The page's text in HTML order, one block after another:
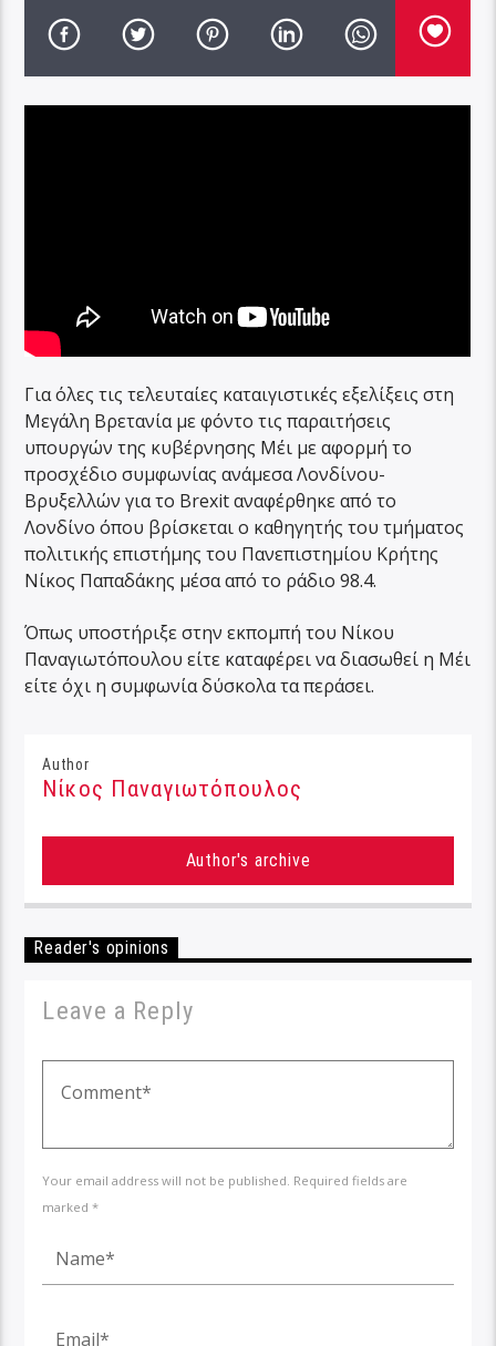
Για όλες τις τελευταίες καταιγιστικές εξελίξεις στη
Μεγάλη Βρετανία με φόντο τις παραιτήσεις
υπουργών της κυβέρνησης Μέι με αφορμή το
προσχέδιο συμφωνίας ανάμεσα Λονδίνου-
Βρυξελλών για το Brexit αναφέρθηκε από το
Λονδίνο όπου βρίσκεται ο καθηγητής του τμήματος
πολιτικής επιστήμης του Πανεπιστημίου Κρήτης
Νίκος Παπαδάκης μέσα από το ράδιο 98.4.
Όπως υποστήριξε στην εκπομπή του Νίκου
Παναγιωτόπουλου είτε καταφέρει να διασωθεί η Μέι
είτε όχι η συμφωνία δύσκολα τα περάσει.
Author
Νίκος Παναγιωτόπουλος
Author's archive
Reader's opinions
Leave a Reply
Your email address will not be published. Required fields are
marked *